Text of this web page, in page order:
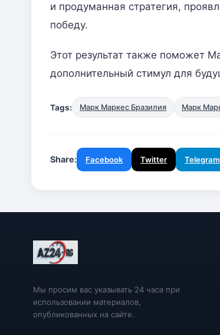
и продуманная стратегия,
победу.
Этот результат также поможет
дополнительный стимул для
Tags: Марк Маркес Бразилия Марк
Share: Facebook Twitter Telegram
Мы просим вас указывать 24 часа при
использовании материалов,
опубликованных на сайте.